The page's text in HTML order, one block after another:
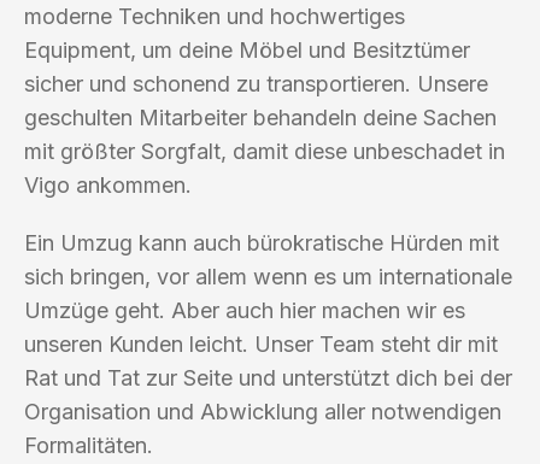
moderne Techniken und hochwertiges
Equipment, um deine Möbel und Besitztümer
sicher und schonend zu transportieren. Unsere
geschulten Mitarbeiter behandeln deine Sachen
mit größter Sorgfalt, damit diese unbeschadet in
Vigo ankommen.
Ein Umzug kann auch bürokratische Hürden mit
sich bringen, vor allem wenn es um internationale
Umzüge geht. Aber auch hier machen wir es
unseren Kunden leicht. Unser Team steht dir mit
Rat und Tat zur Seite und unterstützt dich bei der
Organisation und Abwicklung aller notwendigen
Formalitäten.